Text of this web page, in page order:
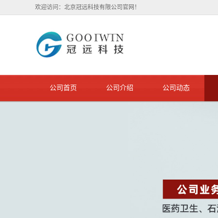
欢迎访问：北京冠远科技有限公司官网！
公司首页 公司介绍 公司动态